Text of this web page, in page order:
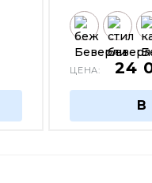
ЦЕНА: 24
В